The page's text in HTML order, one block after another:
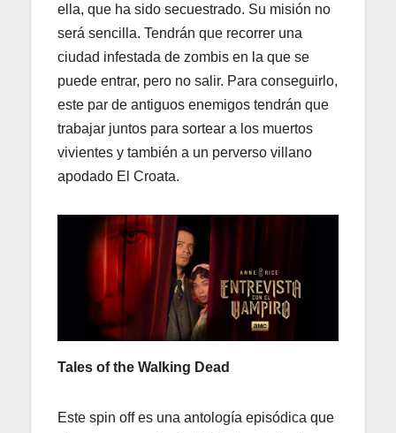
ella, que ha sido secuestrado. Su misión no
será sencilla. Tendrán que recorrer una
ciudad infestada de zombis en la que se
puede entrar, pero no salir. Para conseguirlo,
este par de antiguos enemigos tendrán que
trabajar juntos para sortear a los muertos
vivientes y también a un perverso villano
apodado El Croata.
Tales of the Walking Dead
Este spin off es una antología episódica que